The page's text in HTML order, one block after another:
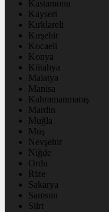
Kastamonu
Kayseri
Kırklareli
Kırşehir
Kocaeli
Konya
Kütahya
Malatya
Manisa
Kahramanmaraş
Mardin
Muğla
Muş
Nevşehir
Niğde
Ordu
Rize
Sakarya
Samsun
Siirt